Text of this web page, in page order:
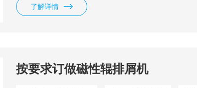
配有机械过载保护及电流过载发讯保护装置，安全可
了解详情
按要求订做磁性辊排屑机